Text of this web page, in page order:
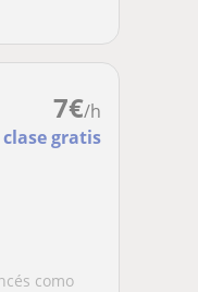
7€/h
gratis
como